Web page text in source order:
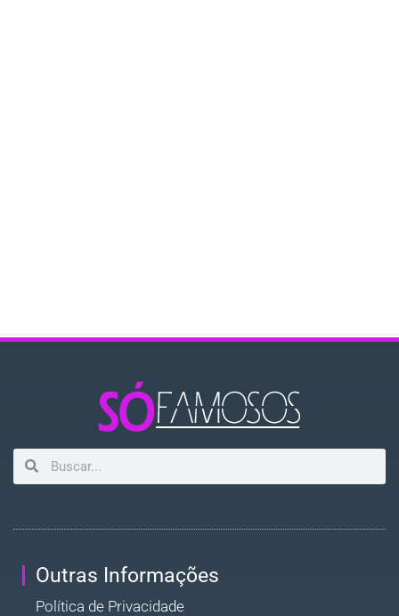
Outras Informações
Política de Privacidade